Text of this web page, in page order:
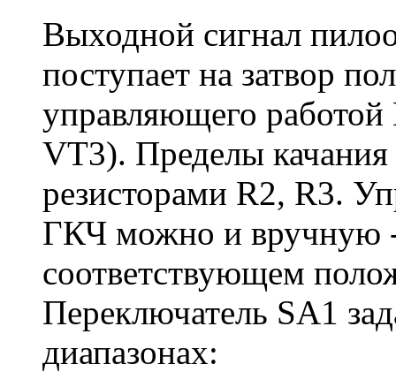
Выходной сигнал
поступает на затвор
управляющего
VT3). Пределы качания
резисторами R2, R3.
ГКЧ можно и вручную
соответствующем
Переключатель SA1
диапазонах: